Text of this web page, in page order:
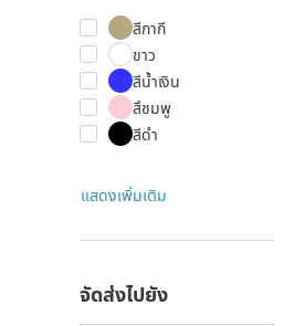
สีกากี
ขาว
สีน้ำเงิน
สึชมพู
สีดำ
แสดงเพิ่มเติม
จัดส่งไปยัง